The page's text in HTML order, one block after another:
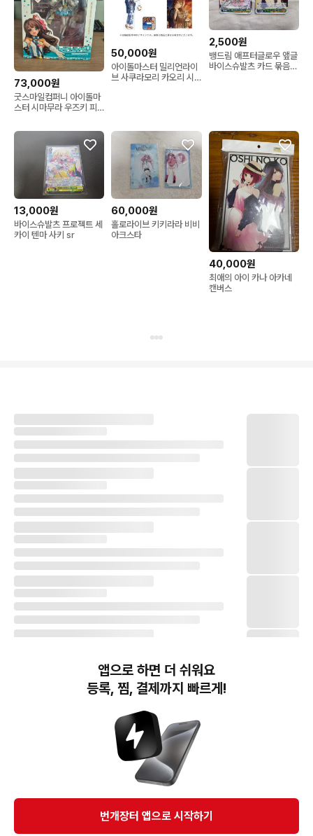
73,000원
굿스마일컴퍼니 아이돌마
스터 시마무라 우즈키 피
50,000원
아이돌마스터 밀리언라이
브 사쿠라모리 카오리 시
2,500원
뱅드림 애프터글로우 앺글
바이스슈발츠 카드 묶음
13,000원
바이스슈발츠 프로젝트 세
카이 텐마 사키 sr
60,000원
홀로라이브 키키라라 비비
아크스타
40,000원
최애의 아이 카나 아카네
캔버스
번개장터(주) 사업자정보, 이용약관 및 기타 법적고지
번개장터㈜는 통신판매중개자이며, 통신판매의 당사자가 아닙니다. 전자상거래 등에서의
소비자보호에 관한 법률 등 관련 법령 및 번개장터㈜의 약관에 따라 상품, 상품정보, 거래에 관한 책임은
개별 판매자에게 귀속하고, 번개장터㈜는 원칙적으로 회원간 거래에 대하여 책임을 지지 않습니다.
다만, 번개장터㈜가 직접 판매하는 상품에 대한 책임은 번개장터㈜에게 귀속합니다.
앱으로 하면 더 쉬워요
등록, 찜, 결제까지 빠르게!
번개장터 앱으로 시작하기